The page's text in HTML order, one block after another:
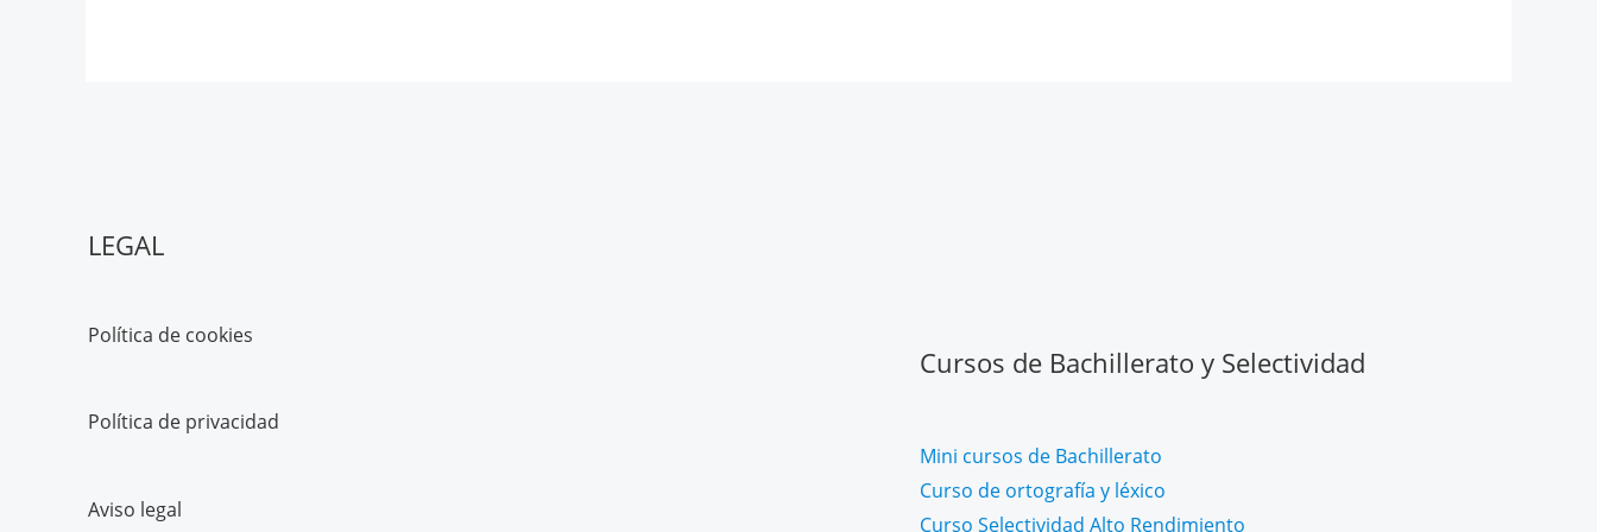
LEGAL
Política de cookies
Política de privacidad
Aviso legal
Cursos de Bachillerato y Selectividad
Mini cursos de Bachillerato
Curso de ortografía y léxico
Curso Selectividad Alto Rendimiento